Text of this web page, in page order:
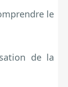
le
de la